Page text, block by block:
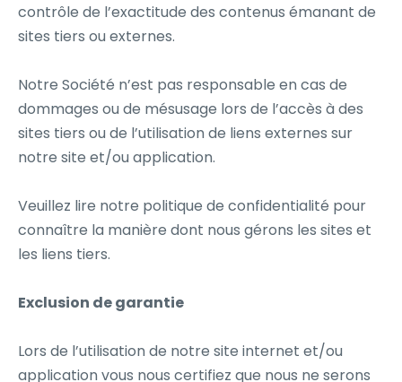
contrôle de l’exactitude des contenus émanant de
sites tiers ou externes.
Notre Société n’est pas responsable en cas de
dommages ou de mésusage lors de l’accès à des
sites tiers ou de l’utilisation de liens externes sur
notre site et/ou application.
Veuillez lire notre politique de confidentialité pour
connaître la manière dont nous gérons les sites et
les liens tiers.
Exclusion de garantie
Lors de l’utilisation de notre site internet et/ou
application vous nous certifiez que nous ne serons